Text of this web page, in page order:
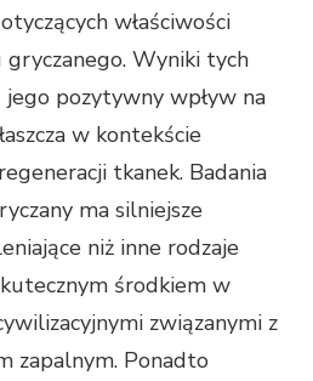
właściwości
Wyniki tych
pozytywny wpływ na
w kontekście
tkanek. Badania
ma silniejsze
niż inne rodzaje
środkiem w
związanymi z
zapalnym. Ponadto